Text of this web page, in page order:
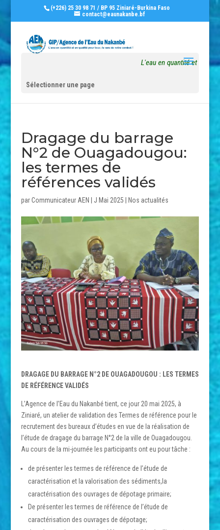
(+226) 25 30 98 71 / BP 95 Ziniaré-Burkina Faso
contact@eaunakanbe.bf
L'eau en quantité et en
Sélectionner une page
Dragage du barrage
N°2 de Ouagadougou:
les termes de
références validés
parCommunicateur AEN J Mai 2025 Nos actualités
DRAGAGE DU BARRAGE N°2 DE OUAGADOUGOU : LES TERMES
DE RÉFÉRENCE VALIDÉS
L’Agence de l’Eau du Nakanbé tient, ce jour 20 mai 2025, à
Ziniaré, un atelier de validation des Termes de référence pour le
recrutement des bureaux d’études en vue de la réalisation de
l’étude de dragage du barrage N°2 de la ville de Ouagadougou.
Au cours de la mi-journée les participants ont eu pour tâche :
de présenter les termes de référence de l’étude de
caractérisation et la valorisation des sédiments,la
caractérisation des ouvrages de dépotage primaire;
De présenter les termes de référence de l’étude de
caractérisation des ouvrages de dépotage;